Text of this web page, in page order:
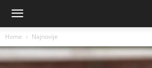
Home Najnovije